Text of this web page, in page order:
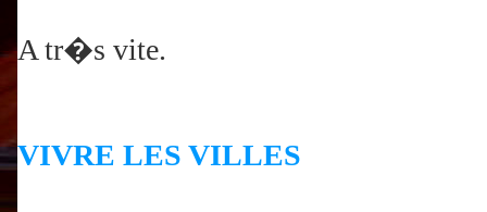
A tr�s vite.
VIVRE LES VILLES